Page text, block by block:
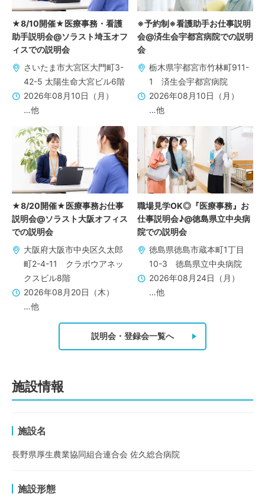
★8/10開催★医療事務・看護
助手説明会@ソラスト埼玉オフ
ィスでの説明会
さいたま市大宮区大門町3-
42-5 太陽生命大宮ビル6階
2026年08月10日（月）
…他
※予約制※看護助手お仕事説明
会@済生会宇都宮病院での説明
会
栃木県宇都宮市竹林町911-
1 済生会宇都宮病院
2026年08月10日（月）
…他
★8/20開催★医療事務お仕事
説明会@ソラスト大阪オフィス
での説明会
大阪府大阪市中央区久太郎
町2-4-11 クラボウアネッ
クスビル8階
2026年08月20日（木）
…他
職場見学OK◎『医療事務』お
仕事説明会♪@徳島県立中央病
院での説明会
徳島県徳島市蔵本町1丁目
10-3 徳島県立中央病院
2026年08月24日（月）
…他
説明会・登録会一覧へ
施設情報
施設名
長野県厚生農業協同組合連合会 佐久総合病院
施設形態